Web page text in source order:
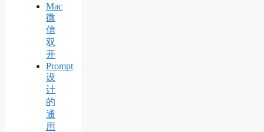
Mac
微
信
双
开
Prompt
设
计
的
通
用